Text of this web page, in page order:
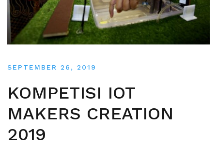
SEPTEMBER 26, 2019
KOMPETISI IOT
MAKERS CREATION
2019